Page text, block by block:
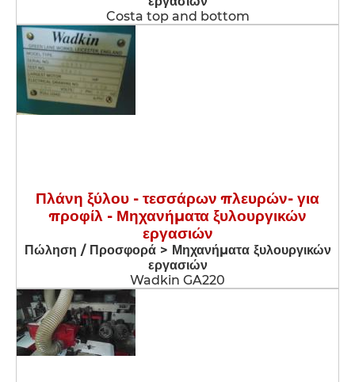
Costa top and bottom
Πλάνη ξύλου - τεσσάρων πλευρών- για
προφίλ - Μηχανήματα ξυλουργικών
εργασιών
Πώληση / Προσφορά > Μηχανήματα ξυλουργικών
εργασιών
Wadkin GA220